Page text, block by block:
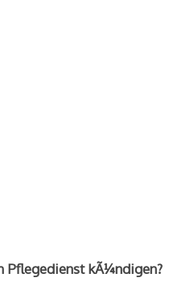
Pflegedienst kÃ¼ndigen?